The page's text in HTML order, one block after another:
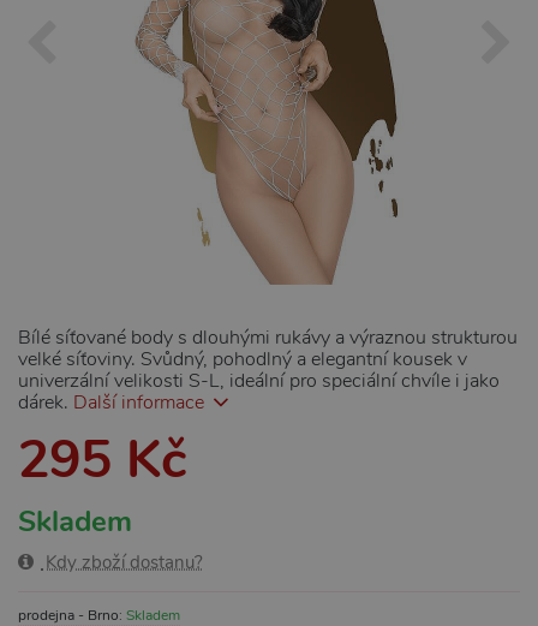
Bílé síťované body s dlouhými rukávy a výraznou strukturou
velké síťoviny. Svůdný, pohodlný a elegantní kousek v
univerzální velikosti S-L, ideální pro speciální chvíle i jako
dárek. Další informace
295 Kč
Skladem
Kdy zboží dostanu?
prodejna - Brno: Skladem